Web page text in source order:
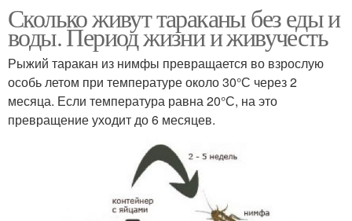
Сколько живут тараканы без еды и
воды. Период жизни и живучесть
Рыжий таракан из нимфы превращается во взрослую
особь летом при температуре около 30°С через 2
месяца. Если температура равна 20°С, на это
превращение уходит до 6 месяцев.